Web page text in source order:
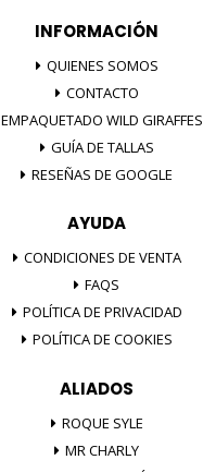
INFORMACIÓN
QUIENES SOMOS
CONTACTO
EMPAQUETADO WILD GIRAFFES
GUÍA DE TALLAS
RESEÑAS DE GOOGLE
AYUDA
CONDICIONES DE VENTA
FAQS
POLÍTICA DE PRIVACIDAD
POLÍTICA DE COOKIES
ALIADOS
ROQUE SYLE
MR CHARLY